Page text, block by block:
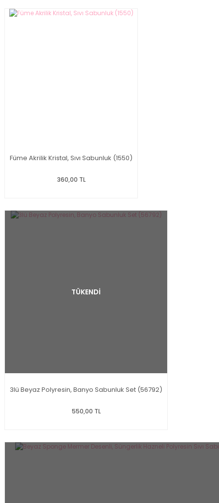
Füme Akrilik Kristal, Sıvı Sabunluk (1550)
360,00 TL
TÜKENDİ
3lü Beyaz Polyresin, Banyo Sabunluk Set (56792)
550,00 TL